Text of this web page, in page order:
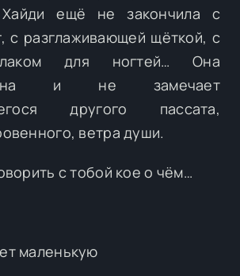
ещё не закончила с
с разглаживающей щёткой, с
для ногтей… Она
и не замечает
другого пассата,
ветра души.
с тобой кое о чём…
маленькую